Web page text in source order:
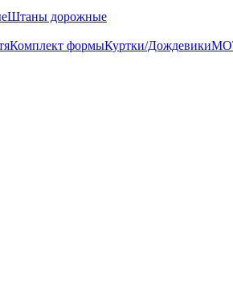
Штаны дорожные
Комплект формыКуртки/Дождевики